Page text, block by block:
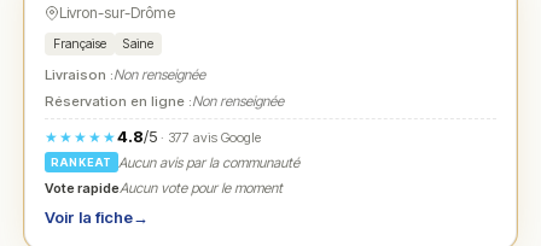
Livron-sur-Drôme
Française Saine
Livraison :Non renseignée
Réservation en ligne :Non renseignée
★★★★★4.8/5· 377 avis Google
RANKEAT
Aucun avis par la communauté
Vote rapideAucun vote pour le moment
Voir la fiche→